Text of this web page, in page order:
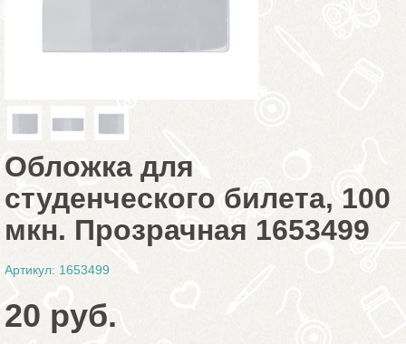
Обложка для
студенческого билета, 100
мкн. Прозрачная 1653499
Артикул: 1653499
20 руб.